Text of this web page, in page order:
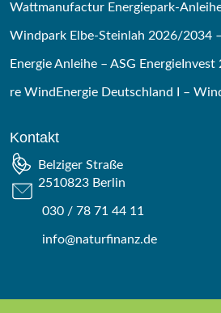
Wattmanufactur Energiepark-
Windpark Elbe-Steinlah 2026/2034
Energie Anleihe – ASG
re WindEnergie Deutschland I –
Kontakt
Belziger Straße
2510823 Berlin
030 / 78 71 44 11
info@naturfinanz.de